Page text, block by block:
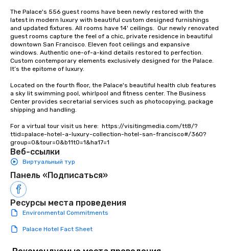
down at each venue
traverse along the
experiences not only
ways to network, but
way to do so. Large Groups Welcome
experiences can
groups from as few
choice for any
Stress-Free Booking
The Palace's 556 guest rooms have been newly restored with the
latest in modern luxury with beautiful custom designed furnishings
and updated fixtures. All rooms have 14' ceilings.  Our newly renovated
guest rooms capture the feel of a chic, private residence in beautiful
downtown San Francisco. Eleven foot ceilings and expansive
windows. Authentic one-of-a-kind details restored to perfection.
Custom contemporary elements exclusively designed for the Palace.
It’s the epitome of luxury.
Located on the fourth floor, the Palace's beautiful health club features
a sky lit swimming pool, whirlpool and fitness center. The Business
Center provides secretarial services such as photocopying, package
shipping and handling.
For a virtual tour visit us here:  https://visitingmedia.com/tt8/?
ttid=palace-hotel-a-luxury-collection-hotel-san-francisco#/360?
group=0&tour=0&b11t0=1&ha17=1
Веб-ссылки
Виртуальный тур
Панель «Подписаться»
Ресурсы места проведения
Environmental Commitments
Palace Hotel Fact Sheet